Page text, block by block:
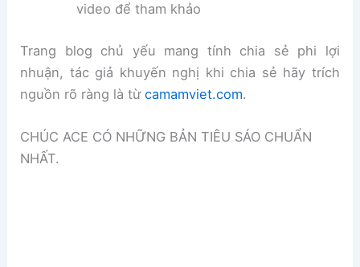
video để tham khảo
Trang blog chủ yếu mang tính chia sẻ phi lợi
nhuận, tác giả khuyến nghị khi chia sẻ hãy trích
nguồn rõ ràng là từcamamviet.com.
CHÚC ACE CÓ NHỮNG BẢN TIÊU SÁO CHUẨN
NHẤT.